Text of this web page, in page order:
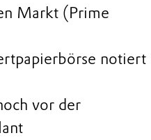
Markt (Prime
notiert
vor der